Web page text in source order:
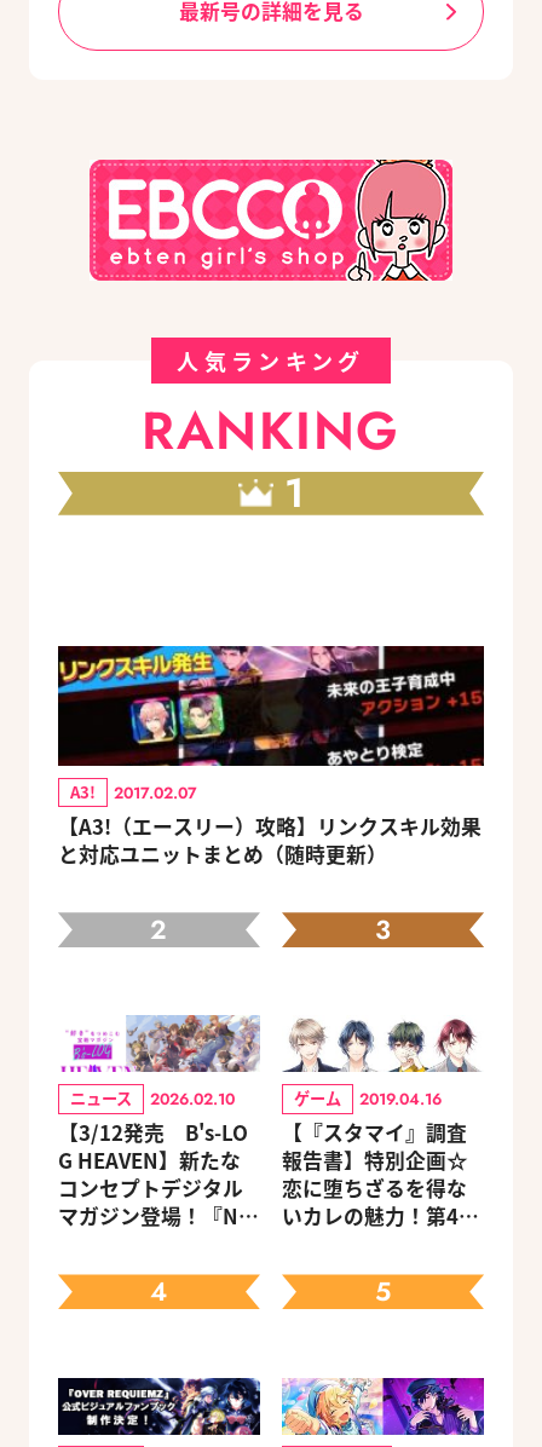
最新号の詳細を見る
人気ランキング
RANKING
1
A3! 2017.02.07
【A3!（エースリー）攻略】リンクスキル効果
と対応ユニットまとめ（随時更新）
2
ニュース 2026.02.10
【3/12発売 B's-LO
G HEAVEN】新たな
コンセプトデジタル
マガジン登場！『NU:
人気作のオリジナル
グッズ付きアニメイ
3
ゲーム 2019.04.16
【『スタマイ』調査
報告書】特別企画☆
恋に堕ちざるを得な
いカレの魅力！第4
4 5